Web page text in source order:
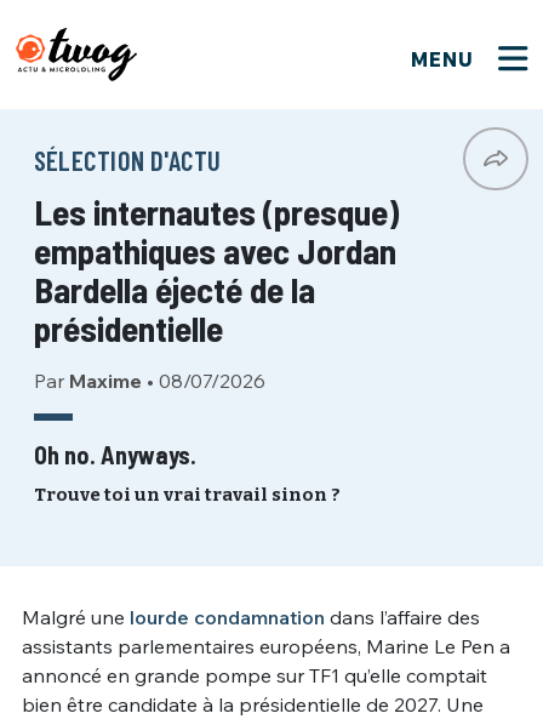
MENU
SÉLECTION D'ACTU
Les internautes (presque)
empathiques avec Jordan
Bardella éjecté de la
présidentielle
Par Maxime • 08/07/2026
Oh no. Anyways.
Trouve toi un vrai travail sinon ?
Malgré une lourde condamnation dans l’affaire des
assistants parlementaires européens, Marine Le Pen a
annoncé en grande pompe sur TF1 qu’elle comptait
bien être candidate à la présidentielle de 2027. Une
Bienvenue !
PSEUDO*
EMAIL*
PASSWORD
Connexion
PSEUDO
MOT DE PASSE
VOTRE PARTICIPATION
Que souhaitez-vous proposer ?
Quelques tweets
C'EST PARTI
Ma propre sélection
C'EST PARTI